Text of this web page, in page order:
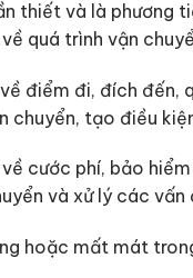
thiết và là phương
quá trình vận
điểm đi, đích đến,
chuyển, tạo điều
cước phí, bảo
và xử lý các vấn
hoặc mất mát